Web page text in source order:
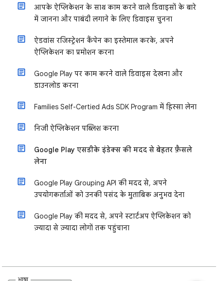
आपके ऐप्लिकेशन के साथ काम करने वाले डिवाइसों के बारे
में जानना और पाबंदी लगाने के लिए डिवाइस चुनना
ऐडवांस रजिस्ट्रेशन कैंपेन का इस्तेमाल करके, अपने
ऐप्लिकेशन का प्रमोशन करना
Google Play पर काम करने वाले डिवाइस देखना और
डाउनलोड करना
Families Self-Certified Ads SDK Program में हिस्सा लेना
निजी ऐप्लिकेशन पब्लिश करना
Google Play एसडीके इंडेक्स की मदद से बेहतर फ़ैसले
लेना
Google Play Grouping API की मदद से, अपने
उपयोगकर्ताओं को उनकी पसंद के मुताबिक अनुभव देना
Google Play की मदद से, अपने स्टार्टअप ऐप्लिकेशन को
ज़्यादा से ज़्यादा लोगों तक पहुंचाना
भाषा